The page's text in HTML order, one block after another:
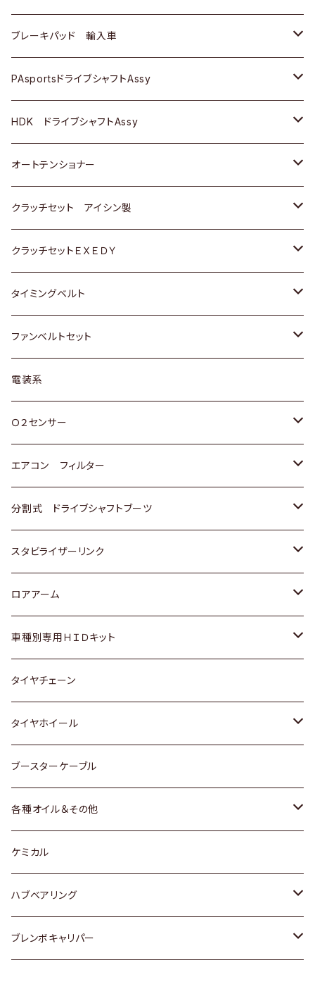
三菱
スバル
ＢＥＮＺ
三菱
スバル
マツダ
三菱
スバル
ダイハツ
マツダ
三菱
スバル
日産
ダイハツ
マツダ
三菱
スバル
日産
ダイハツ
マツダ
三菱
スバル
ホンダ
スズキ
日産
いすゞ
ダイハツ
マツダ
三菱
スバル
日野
ＡＵＤＩ
ＢＥＮＺ
ＢＭＷ
GOLF
ＷＡＧＥＮ
アストロ（シボレー）
クライスラー
ブレーキパッド 輸入車
ＢＥＮＺ
ＢＭＷ
ＷＡＧＥＮ
ＶＯＬＶＯ
PAsportsドライブシャフトAssy
トヨタ
ホンダ
スズキ
日産
ダイハツ
マツダ
三菱
スバル
HDK ドライブシャフトAssy
スズキ
ダイハツ
日産
ホンダ
マツダ
オートテンショナー
トヨタ
クラッチセット アイシン製
ホンダ
スズキ
ダイハツ
マツダ
三菱
スバル
クラッチセットＥＸＥＤＹ
ホンダ
スズキ
日産
ダイハツ
マツダ
三菱
スバル
タイミングベルト
トヨタ
スズキ
ダイハツ
三菱
スバル
ファンベルトセット
トヨタ
ホンダ
スズキ
日産
いすゞ
ダイハツ
マツダ
三菱
スバル
レクサス
電装系
Ｏ２センサー
トヨタ
ホンダ
スズキ
日産
ダイハツ
マツダ
三菱
スバル
エアコン フィルター
トヨタ
ホンダ
スズキ
日産
いすゞ
ダイハツ
マツダ
三菱
スバル
分割式 ドライブシャフトブーツ
トヨタ
ホンダ
スズキ
日産
ダイハツ
スバル
スタビライザーリンク
トヨタ
ホンダ
スズキ
日産
ダイハツ
マツダ
ロアアーム
ホンダ
スズキ
日産
ダイハツ
マツダ
スバル
車種別専用ＨＩＤキット
トヨタ
マツダ
タイヤチェーン
タイヤホイール
トヨタ
ホンダ
スズキ
日産
ダイハツ
ブースターケーブル
各種オイル＆その他
ディーデル洗浄添加剤
ケミカル
ハブベアリング
トヨタ
ブレンボキャリパー